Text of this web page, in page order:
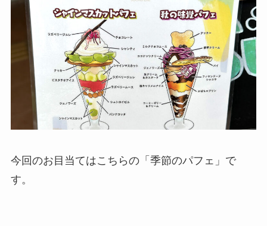
今回のお目当てはこちらの「季節のパフェ」で
す。